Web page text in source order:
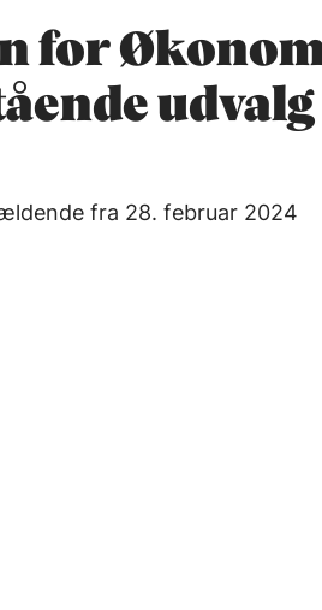
for
udvalg
fra 28. februar 2024